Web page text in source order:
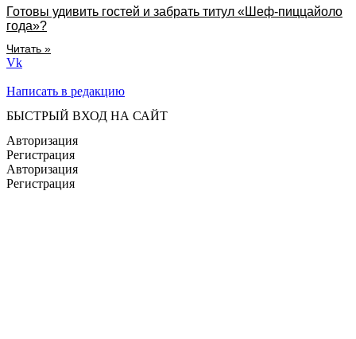
Готовы удивить гостей и забрать титул «Шеф-пиццайоло
года»?
Читать »
Vk
Написать в редакцию
БЫСТРЫЙ ВХОД НА САЙТ
Авторизация
Регистрация
Авторизация
Регистрация